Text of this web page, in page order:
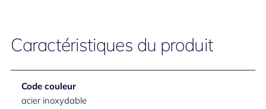
Caractéristiques du produit
Code couleur
acier inoxydable